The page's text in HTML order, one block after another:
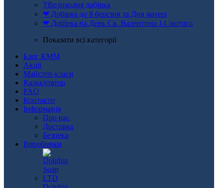
☦Великодня добірка
❤ Добірка до 8 березня та Дня матері
❤ Добірка на День Св. Валентина 14 лютого
Показати всі категорії
Блог КММ
Акції
Майстер-класи
Калькулятор
FAQ
Контакти
Інформація
Про нас
Доставка
Безпека
Виробники